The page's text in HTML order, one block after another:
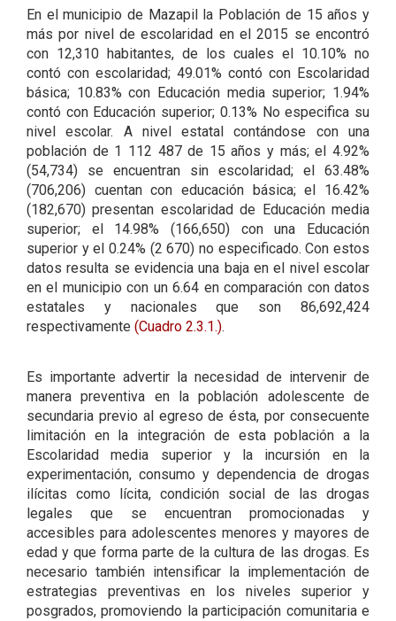
En el municipio de Mazapil la Población de 15 años y
más por nivel de escolaridad en el 2015 se encontró
con 12,310 habitantes, de los cuales el 10.10% no
contó con escolaridad; 49.01% contó con Escolaridad
básica; 10.83% con Educación media superior; 1.94%
contó con Educación superior; 0.13% No especifica su
nivel escolar. A nivel estatal contándose con una
población de 1 112 487 de 15 años y más; el 4.92%
(54,734) se encuentran sin escolaridad; el 63.48%
(706,206) cuentan con educación básica; el 16.42%
(182,670) presentan escolaridad de Educación media
superior; el 14.98% (166,650) con una Educación
superior y el 0.24% (2 670) no especificado. Con estos
datos resulta se evidencia una baja en el nivel escolar
en el municipio con un 6.64 en comparación con datos
estatales y nacionales que son 86,692,424
respectivamente (Cuadro 2.3.1.).
Es importante advertir la necesidad de intervenir de
manera preventiva en la población adolescente de
secundaria previo al egreso de ésta, por consecuente
limitación en la integración de esta población a la
Escolaridad media superior y la incursión en la
experimentación, consumo y dependencia de drogas
ilícitas como lícita, condición social de las drogas
legales que se encuentran promocionadas y
accesibles para adolescentes menores y mayores de
edad y que forma parte de la cultura de las drogas. Es
necesario también intensificar la implementación de
estrategias preventivas en los niveles superior y
posgrados, promoviendo la participación comunitaria e